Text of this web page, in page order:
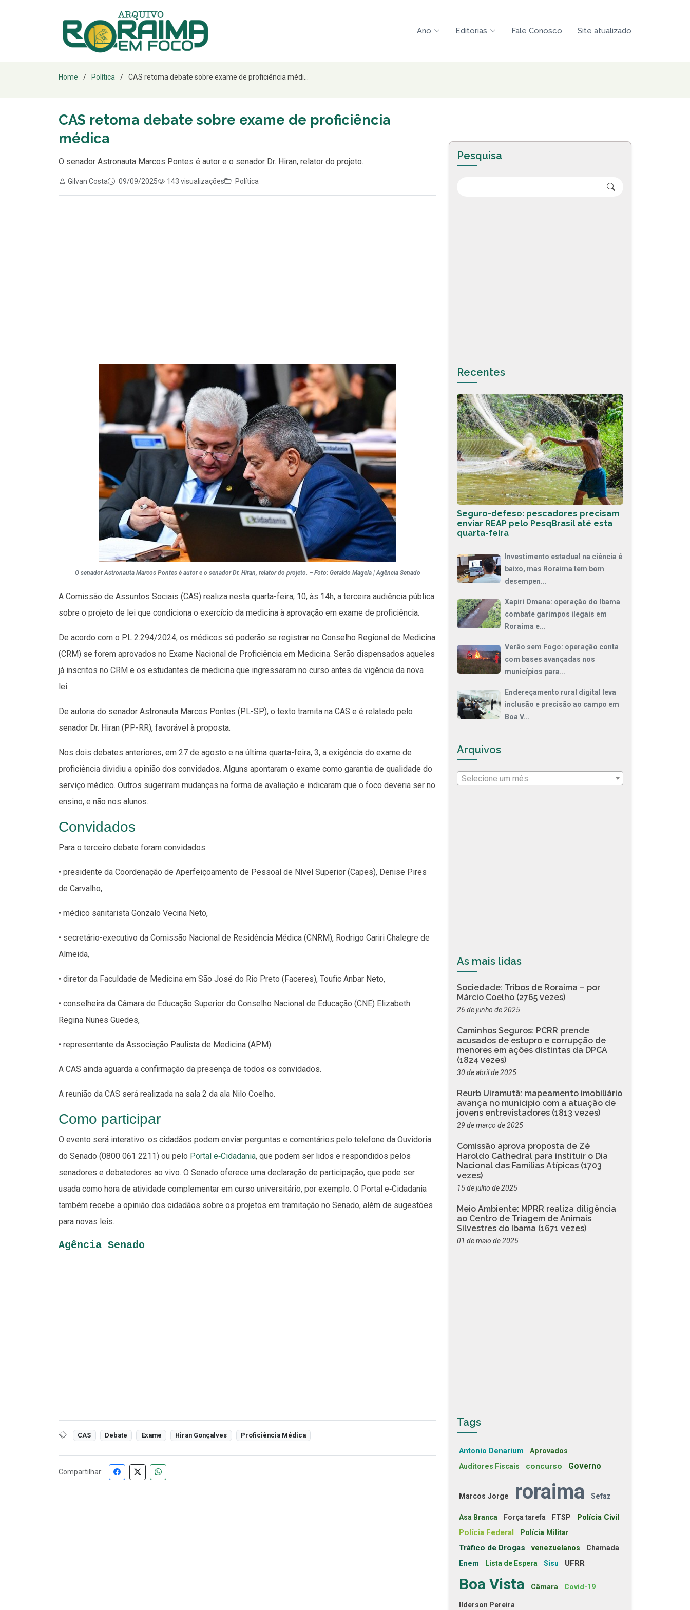
Ano Editorias Fale Conosco Site atualizado
Home Política CAS retoma debate sobre exame de proficiência médi...
CAS retoma debate sobre exame de proficiência
médica
O senador Astronauta Marcos Pontes é autor e o senador Dr. Hiran, relator do projeto.
Gilvan Costa 09/09/2025 143 visualizações Política
O senador Astronauta Marcos Pontes é autor e o senador Dr. Hiran, relator do projeto. – Foto: Geraldo Magela | Agência Senado
A Comissão de Assuntos Sociais (CAS) realiza nesta quarta-feira, 10, às 14h, a terceira audiência pública
sobre o projeto de lei que condiciona o exercício da medicina à aprovação em exame de proficiência.
De acordo com o PL 2.294/2024, os médicos só poderão se registrar no Conselho Regional de Medicina
(CRM) se forem aprovados no Exame Nacional de Proficiência em Medicina. Serão dispensados aqueles
já inscritos no CRM e os estudantes de medicina que ingressaram no curso antes da vigência da nova
lei.
De autoria do senador Astronauta Marcos Pontes (PL-SP), o texto tramita na CAS e é relatado pelo
senador Dr. Hiran (PP-RR), favorável à proposta.
Nos dois debates anteriores, em 27 de agosto e na última quarta-feira, 3, a exigência do exame de
proficiência dividiu a opinião dos convidados. Alguns apontaram o exame como garantia de qualidade do
serviço médico. Outros sugeriram mudanças na forma de avaliação e indicaram que o foco deveria ser no
ensino, e não nos alunos.
Convidados
Para o terceiro debate foram convidados:
• presidente da Coordenação de Aperfeiçoamento de Pessoal de Nível Superior (Capes), Denise Pires
de Carvalho,
• médico sanitarista Gonzalo Vecina Neto,
• secretário-executivo da Comissão Nacional de Residência Médica (CNRM), Rodrigo Cariri Chalegre de
Almeida,
• diretor da Faculdade de Medicina em São José do Rio Preto (Faceres), Toufic Anbar Neto,
• conselheira da Câmara de Educação Superior do Conselho Nacional de Educação (CNE) Elizabeth
Regina Nunes Guedes,
• representante da Associação Paulista de Medicina (APM)
A CAS ainda aguarda a confirmação da presença de todos os convidados.
A reunião da CAS será realizada na sala 2 da ala Nilo Coelho.
Como participar
O evento será interativo: os cidadãos podem enviar perguntas e comentários pelo telefone da Ouvidoria
do Senado (0800 061 2211) ou pelo Portal e‑Cidadania, que podem ser lidos e respondidos pelos
senadores e debatedores ao vivo. O Senado oferece uma declaração de participação, que pode ser
usada como hora de atividade complementar em curso universitário, por exemplo. O Portal e‑Cidadania
também recebe a opinião dos cidadãos sobre os projetos em tramitação no Senado, além de sugestões
para novas leis.
Agência Senado
CAS Debate Exame Hiran Gonçalves Proficiência Médica
Compartilhar:
Pesquisa
Recentes
Seguro-defeso: pescadores precisam
enviar REAP pelo PesqBrasil até esta
quarta-feira
Investimento estadual na ciência é
baixo, mas Roraima tem bom
desempen...
Xapiri Omana: operação do Ibama
combate garimpos ilegais em
Roraima e...
Verão sem Fogo: operação conta
com bases avançadas nos
municípios para...
Endereçamento rural digital leva
inclusão e precisão ao campo em
Boa V...
Arquivos
Selecione um mês
As mais lidas
Sociedade: Tribos de Roraima – por
Márcio Coelho (2765 vezes)
26 de junho de 2025
Caminhos Seguros: PCRR prende
acusados de estupro e corrupção de
menores em ações distintas da DPCA
(1824 vezes)
30 de abril de 2025
Reurb Uiramutã: mapeamento imobiliário
avança no município com a atuação de
jovens entrevistadores (1813 vezes)
29 de março de 2025
Comissão aprova proposta de Zé
Haroldo Cathedral para instituir o Dia
Nacional das Famílias Atípicas (1703
vezes)
15 de julho de 2025
Meio Ambiente: MPRR realiza diligência
ao Centro de Triagem de Animais
Silvestres do Ibama (1671 vezes)
01 de maio de 2025
Tags
Antonio Denarium Aprovados
Auditores Fiscais concurso Governo
Marcos Jorge roraima Sefaz
Asa Branca Força tarefa FTSP
Polícia Civil
Polícia Federal
Polícia Militar
Tráfico de Drogas venezuelanos
Chamada
Enem
Lista de Espera Sisu UFRR
Boa Vista Câmara Covid-19
Ilderson Pereira